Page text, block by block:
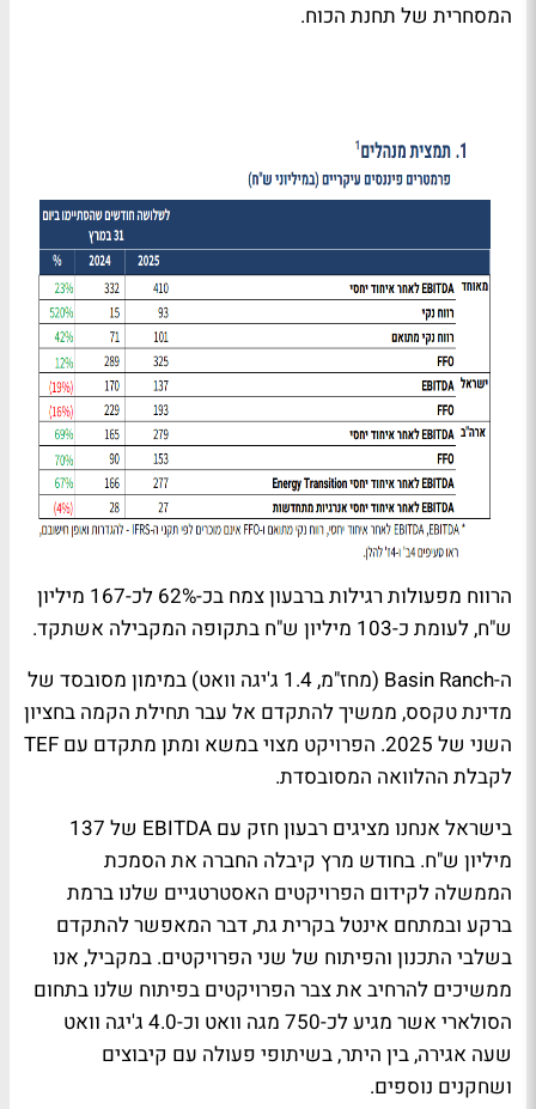
המסחרית של תחנת הכוח.
הרווח מפעולות רגילות ברבעון צמח בכ-62% לכ-167 מיליון
ש"ח, לעומת כ-103 מיליון ש"ח בתקופה המקבילה אשתקד.
ה-Basin Ranch
(מחז"מ, 1.4 ג'יגה וואט) במימון מסובסד של
מדינת טקסס, ממשיך להתקדם אל עבר תחילת הקמה בחציון
השני של 2025. הפרויקט מצוי במשא ומתן מתקדם עם
TEF
לקבלת ההלוואה המסובסדת.
בישראל אנחנו מציגים רבעון חזק עם EBITDA
של 137
מיליון ש"ח. בחודש מרץ קיבלה החברה את הסמכת
הממשלה לקידום הפרויקטים האסטרטגיים שלנו ברמת
ברקע ובמתחם אינטל בקרית גת, דבר המאפשר להתקדם
בשלבי התכנון והפיתוח של שני הפרויקטים. במקביל, אנו
ממשיכים להרחיב את צבר הפרויקטים בפיתוח שלנו בתחום
הסולארי אשר מגיע לכ-750 מגה וואט וכ-4.0 ג'יגה וואט
שעה אגירה, בין היתר, בשיתופי פעולה עם קיבוצים
ושחקנים נוספים.